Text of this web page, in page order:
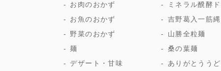
お肉のおかず
お魚のおかず
野菜のおかず
麺
デザート・甘味
ミネラル醗酵
吉野葛入一筋
山勝全粒麺
桑の葉麺
ありがとうう